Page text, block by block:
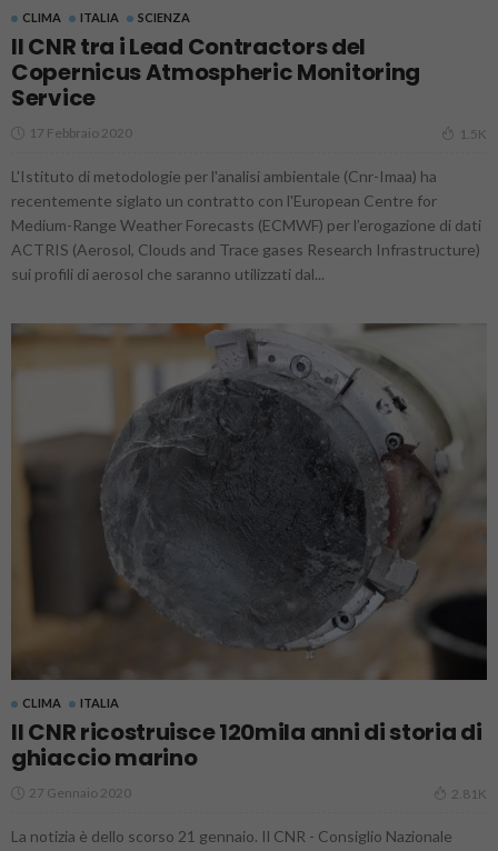
CLIMA ITALIA SCIENZA
Il CNR tra i Lead Contractors del
Copernicus Atmospheric Monitoring
Service
17 Febbraio 2020 1.5K
L'Istituto di metodologie per l'analisi ambientale (Cnr-Imaa) ha
recentemente siglato un contratto con l'European Centre for
Medium-Range Weather Forecasts (ECMWF) per l’erogazione di dati
ACTRIS (Aerosol, Clouds and Trace gases Research Infrastructure)
sui profili di aerosol che saranno utilizzati dal...
CLIMA ITALIA
Il CNR ricostruisce 120mila anni di storia di
ghiaccio marino
27 Gennaio 2020 2.81K
La notizia è dello scorso 21 gennaio. Il CNR - Consiglio Nazionale